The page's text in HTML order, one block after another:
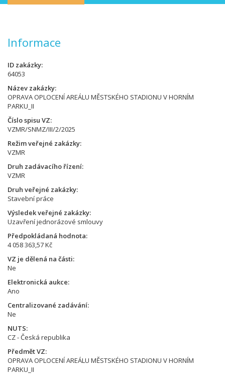
Informace
ID zakázky
64053
Název zakázky
OPRAVA OPLOCENÍ AREÁLU MĚSTSKÉHO STADIONU V HORNÍM
PARKU_II
Číslo spisu VZ
VZMR/SNMZ/III/2/2025
Režim veřejné zakázky
VZMR
Druh zadávacího řízení
VZMR
Druh veřejné zakázky
Stavební práce
Výsledek veřejné zakázky
Uzavření jednorázové smlouvy
Předpokládaná hodnota
4 058 363,57 Kč
VZ je dělená na části
Ne
Elektronická aukce
Ano
Centralizované zadávání
Ne
NUTS
CZ - Česká republika
Předmět VZ
OPRAVA OPLOCENÍ AREÁLU MĚSTSKÉHO STADIONU V HORNÍM
PARKU_II